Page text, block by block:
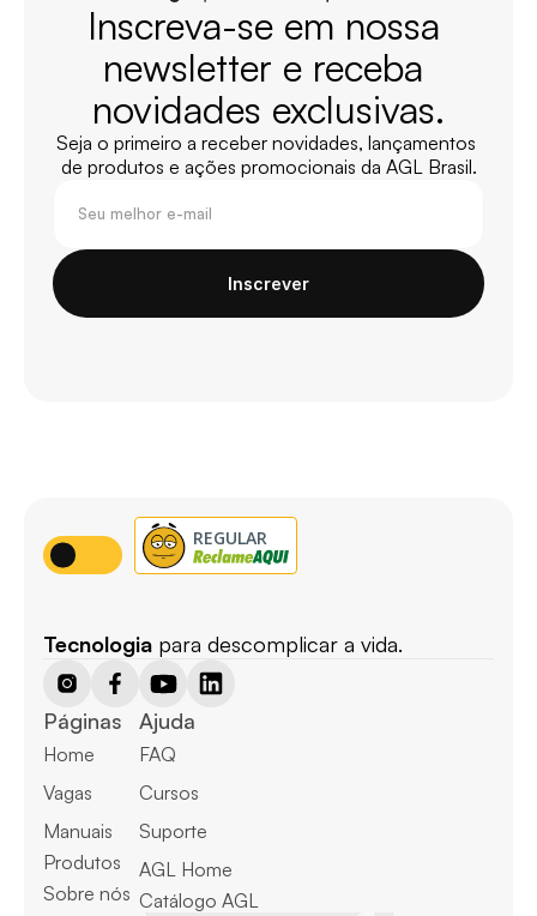
Inscreva-se em nossa
newsletter e receba
novidades exclusivas.
Seja o primeiro a receber novidades, lançamentos
de produtos e ações promocionais da AGL Brasil.
Inscrever
Tecnologia para descomplicar a vida.
Páginas
Home
Vagas
Manuais
Produtos
Sobre nós
Ajuda
FAQ
Cursos
Suporte
AGL Home
Catálogo AGL